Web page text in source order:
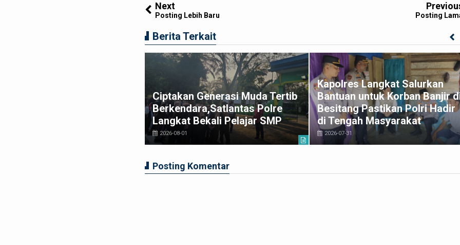
Next
Posting Lebih Baru Posting
Berita Terkait
Ciptakan Generasi Muda Tertib
Berkendara,Satlantas Polre
Langkat Bekali Pelajar SMP
2026-08-01
Kapolres Langkat Salurkan
Bantuan untuk Korban Banjir
Besitang Pastikan Polri Hadir
di Tengah Masyarakat
2026-07-31
Posting Komentar